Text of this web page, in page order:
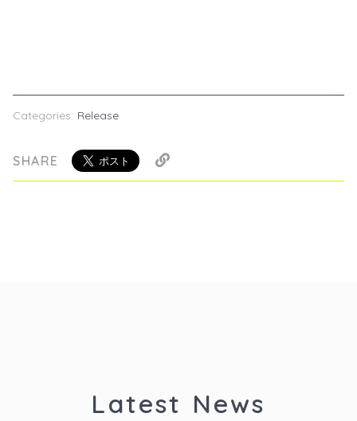
Categories: Release
SHARE
Latest News